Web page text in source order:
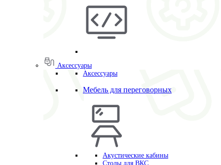
Аксессуары
Аксессуары
Мебель для переговорных
Акустические кабины
Столы для ВКС